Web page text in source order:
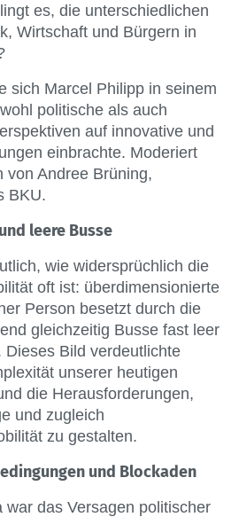
es, die unterschiedlichen
Wirtschaft und Bürgern in
sich Marcel Philipp in seinem
politische als auch
auf innovative und
einbrachte. Moderiert
von Andree Brüning,
BKU.
leere Busse
wie widersprüchlich die
oft ist: überdimensionierte
Person besetzt durch die
gleichzeitig Busse fast leer
Dieses Bild verdeutlichte
unserer heutigen
die Herausforderungen,
und zugleich
zu gestalten.
und Blockaden
war das Versagen politischer